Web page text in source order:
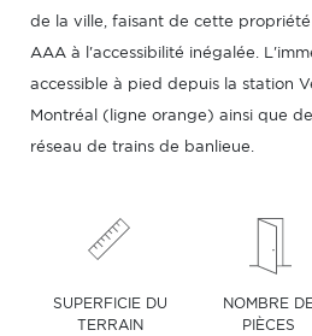
de la ville, faisant de cette
AAA à l'accessibilité inégalée.
accessible à pied depuis la station
Montréal (ligne orange) ainsi que
réseau de trains de banlieue.
SUPERFICIE DU
TERRAIN
NOMBRE
PIÈCES